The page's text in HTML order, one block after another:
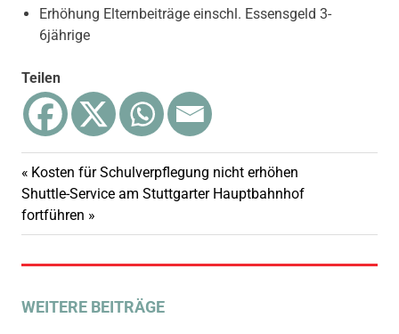
Erhöhung Elternbeiträge einschl. Essensgeld 3-
6jährige
Teilen
Beitragsnavigation
Vorheriger
Beitrag:
Kosten für Schulverpflegung nicht erhöhen
Nächster
Beitrag:
Shuttle-Service am Stuttgarter Hauptbahnhof
fortführen
WEITERE BEITRÄGE